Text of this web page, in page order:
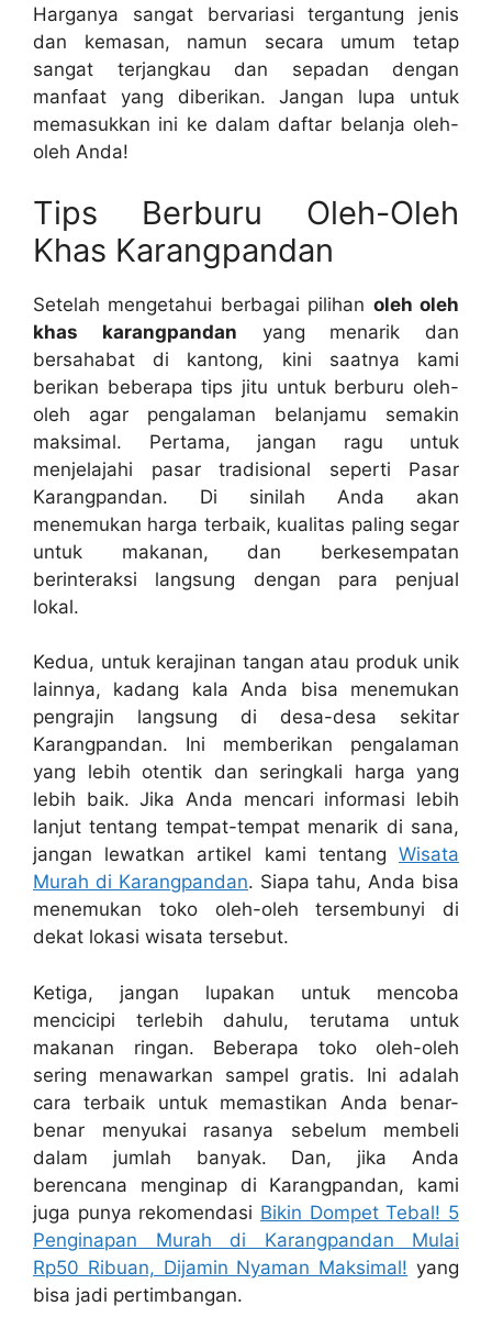
Harganya sangat bervariasi tergantung jenis
dan kemasan, namun secara umum tetap
sangat terjangkau dan sepadan dengan
manfaat yang diberikan. Jangan lupa untuk
memasukkan ini ke dalam daftar belanja oleh-
oleh Anda!
Tips Berburu Oleh-Oleh
Khas Karangpandan
Setelah mengetahui berbagai pilihan oleh oleh
khas karangpandan yang menarik dan
bersahabat di kantong, kini saatnya kami
berikan beberapa tips jitu untuk berburu oleh-
oleh agar pengalaman belanjamu semakin
maksimal. Pertama, jangan ragu untuk
menjelajahi pasar tradisional seperti Pasar
Karangpandan. Di sinilah Anda akan
menemukan harga terbaik, kualitas paling segar
untuk makanan, dan berkesempatan
berinteraksi langsung dengan para penjual
lokal.
Kedua, untuk kerajinan tangan atau produk unik
lainnya, kadang kala Anda bisa menemukan
pengrajin langsung di desa-desa sekitar
Karangpandan. Ini memberikan pengalaman
yang lebih otentik dan seringkali harga yang
lebih baik. Jika Anda mencari informasi lebih
lanjut tentang tempat-tempat menarik di sana,
jangan lewatkan artikel kami tentang Wisata
Murah di Karangpandan. Siapa tahu, Anda bisa
menemukan toko oleh-oleh tersembunyi di
dekat lokasi wisata tersebut.
Ketiga, jangan lupakan untuk mencoba
mencicipi terlebih dahulu, terutama untuk
makanan ringan. Beberapa toko oleh-oleh
sering menawarkan sampel gratis. Ini adalah
cara terbaik untuk memastikan Anda benar-
benar menyukai rasanya sebelum membeli
dalam jumlah banyak. Dan, jika Anda
berencana menginap di Karangpandan, kami
juga punya rekomendasi Bikin Dompet Tebal! 5
Penginapan Murah di Karangpandan Mulai
Rp50 Ribuan, Dijamin Nyaman Maksimal! yang
bisa jadi pertimbangan.